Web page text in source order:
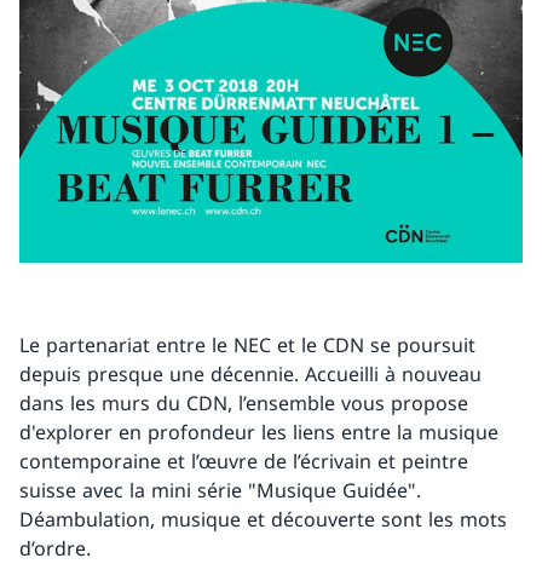
Le partenariat entre le NEC et le CDN se poursuit
depuis presque une décennie. Accueilli à nouveau
dans les murs du CDN, l’ensemble vous propose
d'explorer en profondeur les liens entre la musique
contemporaine et l’œuvre de l’écrivain et peintre
suisse avec la mini série "Musique Guidée".
Déambulation, musique et découverte sont les mots
d’ordre.